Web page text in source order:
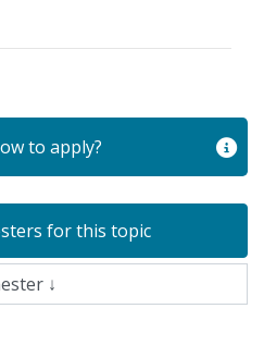
to apply?
for this topic